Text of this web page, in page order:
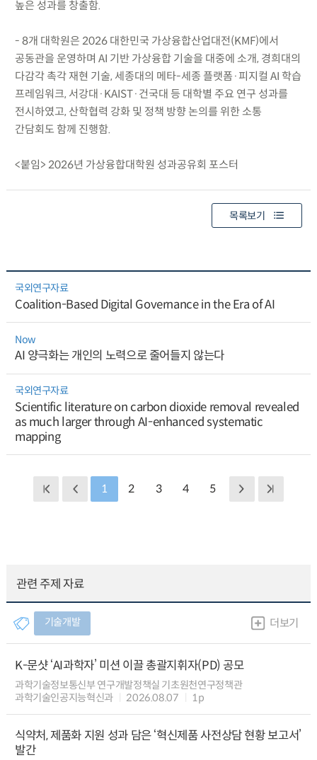
높은 성과를 창출함.
- 8개 대학원은 2026 대한민국 가상융합산업대전(KMF)에서
공동관을 운영하며 AI 기반 가상융합 기술을 대중에 소개, 경희대의
다감각 촉각 재현 기술, 세종대의 메타-세종 플랫폼·피지컬 AI 학습
프레임워크, 서강대·KAIST·건국대 등 대학별 주요 연구 성과를
전시하였고, 산학협력 강화 및 정책 방향 논의를 위한 소통
간담회도 함께 진행함.
<붙임> 2026년 가상융합대학원 성과공유회 포스터
목록보기
국외연구자료
Coalition-Based Digital Governance in the Era of AI
Now
AI 양극화는 개인의 노력으로 줄어들지 않는다
국외연구자료
Scientific literature on carbon dioxide removal revealed
as much larger through AI-enhanced systematic
mapping
1 2 3 4 5
관련 주제 자료
기술개발 더보기
K-문샷 ‘AI과학자’ 미션 이끌 총괄지휘자(PD) 공모
과학기술정보통신부 연구개발정책실 기초원천연구정책관
과학기술인공지능혁신과
2026.08.07 1p
식약처, 제품화 지원 성과 담은 ‘혁신제품 사전상담 현황 보고서’
발간